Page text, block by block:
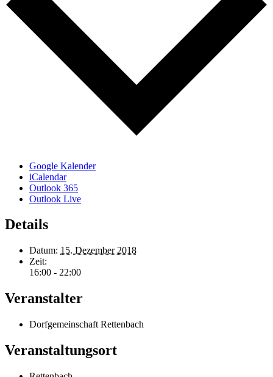
Google Kalender
iCalendar
Outlook 365
Outlook Live
Details
Datum: 15. Dezember 2018
Zeit:
16:00 - 22:00
Veranstalter
Dorfgemeinschaft Rettenbach
Veranstaltungsort